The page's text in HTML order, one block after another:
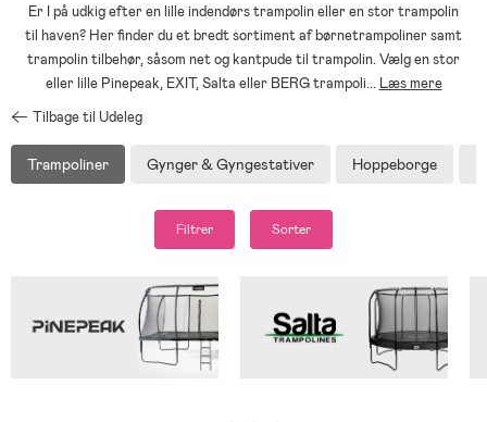
Er I på udkig efter en lille indendørs trampolin eller en stor trampolin
til haven? Her finder du et bredt sortiment af børnetrampoliner samt
trampolin tilbehør, såsom net og kantpude til trampolin. Vælg en stor
eller lille Pinepeak, EXIT, Salta eller BERG trampoli... Læs mere
Tilbage til Udeleg
Trampoliner Gynger & Gyngestativer Hoppeborge
Filtrer Sorter